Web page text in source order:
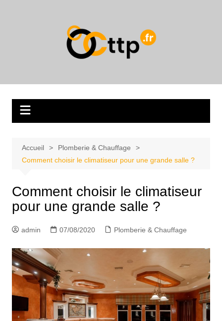
Accueil
Plomberie & Chauffage
Comment choisir le climatiseur pour une grande salle ?
Comment choisir le climatiseur
pour une grande salle ?
admin 07/08/2020 Plomberie & Chauffage